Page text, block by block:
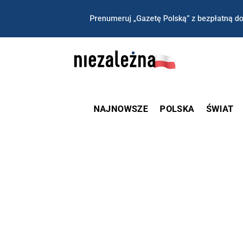
Prenumeruj „Gazetę Polską” z bezpłatną
NAJNOWSZE POLSKA ŚWIAT